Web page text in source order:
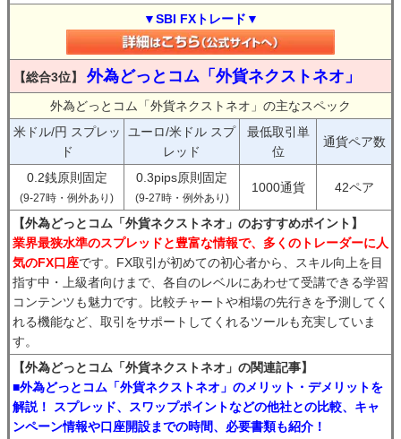
▼SBI FXトレード▼
【総合3位】 外為どっとコム「外貨ネクストネオ」
外為どっとコム「外貨ネクストネオ」の主なスペック
米ドル/円 スプレッ
ド
ユーロ/米ドル スプ
レッド
最低取引単
位
通貨ペア数
0.2銭原則固定
(9-27時・例外あり)
0.3pips原則固定
(9-27時・例外あり)
1000通貨 42ペア
【外為どっとコム「外貨ネクストネオ」のおすすめポイント】
業界最狭水準のスプレッドと豊富な情報で、多くのトレーダーに人
気のFX口座です。FX取引が初めての初心者から、スキル向上を目
指す中・上級者向けまで、各自のレベルにあわせて受講できる学習
コンテンツも魅力です。比較チャートや相場の先行きを予測してく
れる機能など、取引をサポートしてくれるツールも充実していま
す。
【外為どっとコム「外貨ネクストネオ」の関連記事】
■外為どっとコム「外貨ネクストネオ」のメリット・デメリットを
解説！ スプレッド、スワップポイントなどの他社との比較、キャ
ンペーン情報や口座開設までの時間、必要書類も紹介！